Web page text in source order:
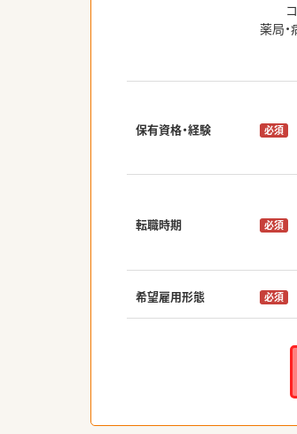
薬局
保有資格・経験 必須
転職時期 必須
希望雇用形態 必須